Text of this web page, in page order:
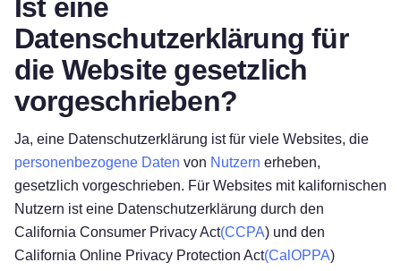
Ist eine
Datenschutzerklärung für
die Website gesetzlich
vorgeschrieben?
Ja, eine Datenschutzerklärung ist für viele Websites, die
personenbezogene Daten von Nutzern erheben,
gesetzlich vorgeschrieben. Für Websites mit kalifornischen
Nutzern ist eine Datenschutzerklärung durch den
California Consumer Privacy Act(CCPA) und den
California Online Privacy Protection Act(CalOPPA)